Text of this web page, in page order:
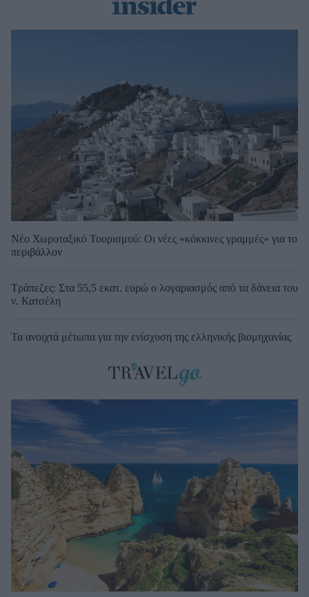
Νέο Χωροταξικό Τουρισμού: Οι νέες «κόκκινες γραμμές» για το
περιβάλλον
Τράπεζες: Στα 55,5 εκατ. ευρώ ο λογαριασμός από τα δάνεια του
ν. Κατσέλη
Τα ανοιχτά μέτωπα για την ενίσχυση της ελληνικής βιομηχανίας